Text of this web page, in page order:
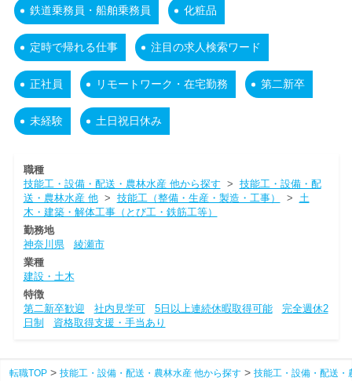
鉄道乗務員・船舶乗務員 化粧品
定時で帰れる仕事 注目の求人検索ワード
正社員 リモートワーク・在宅勤務 第二新卒
未経験 土日祝日休み
職種
技能工・設備・配送・農林水産 他から探す > 技能工・設備・配
送・農林水産 他> 技能工（整備・生産・製造・工事） > 土
木・建築・解体工事（とび工・鉄筋工等）
勤務地
神奈川県
綾瀬市
業種
建設・土木
特徴
第二新卒歓迎
社内見学可 5日以上連続休暇取得可能
完全週休2
日制
資格取得支援・手当あり
転職TOP 技能工・設備・配送・農林水産 他から探す 技能工・設備・配送・